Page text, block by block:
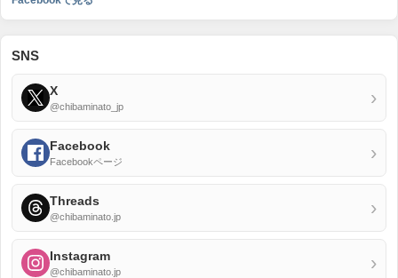
SNS
X
@chibaminato_jp ›
Facebook
Facebookページ ›
Threads
@chibaminato.jp ›
Instagram
@chibaminato.jp ›